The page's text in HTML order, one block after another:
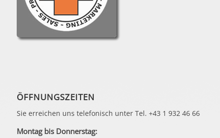
ÖFFNUNGSZEITEN
Sie erreichen uns telefonisch unter Tel. +43 1 932 46 66
Montag bis Donnerstag: